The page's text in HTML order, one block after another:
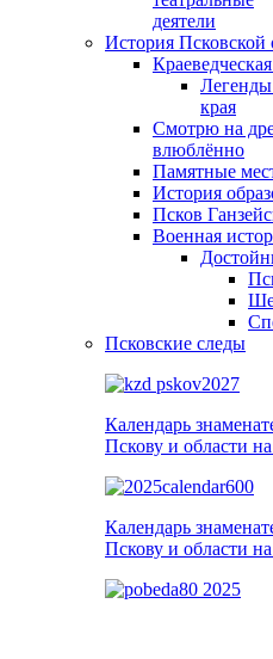
деятели
История Псковской
края
Смотрю на
влюблённо
Памятные
История
Псков
Военная
Псковские следы
Календарь
Пскову и области
Календарь
Пскову и области